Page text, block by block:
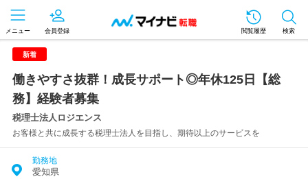
メニュー 会員登録 閲覧履歴 検索
新着
働きやすさ抜群！成長サポート◎年休125日【総
務】経験者募集
税理士法人ロジエンス
お客様と共に成長する税理士法人を目指し、期待以上のサービスを
勤務地
愛知県